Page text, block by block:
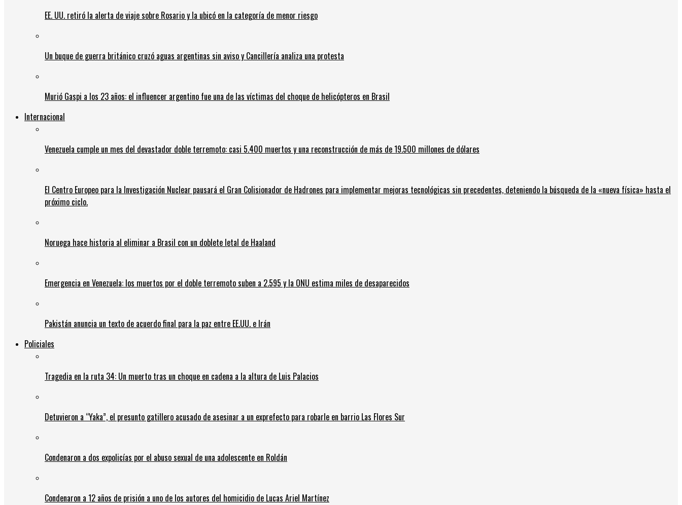
EE. UU. retiró la alerta de viaje sobre Rosario y la ubicó en la categoría de menor riesgo
Un buque de guerra británico cruzó aguas argentinas sin aviso y Cancillería analiza una protesta
Murió Gaspi a los 23 años: el influencer argentino fue una de las víctimas del choque de helicópteros en Brasil
Internacional
Venezuela cumple un mes del devastador doble terremoto: casi 5.400 muertos y una reconstrucción de más de 19.500 millones de dólares
El Centro Europeo para la Investigación Nuclear pausará el Gran Colisionador de Hadrones para implementar mejoras tecnológicas sin precedentes, deteniendo la búsqueda de la «nueva física» hasta el
próximo ciclo.
Noruega hace historia al eliminar a Brasil con un doblete letal de Haaland
Emergencia en Venezuela: los muertos por el doble terremoto suben a 2.595 y la ONU estima miles de desaparecidos
Pakistán anuncia un texto de acuerdo final para la paz entre EE.UU. e Irán
Policiales
Tragedia en la ruta 34: Un muerto tras un choque en cadena a la altura de Luis Palacios
Detuvieron a “Yaka”, el presunto gatillero acusado de asesinar a un exprefecto para robarle en barrio Las Flores Sur
Condenaron a dos expolicías por el abuso sexual de una adolescente en Roldán
Condenaron a 12 años de prisión a uno de los autores del homicidio de Lucas Ariel Martínez